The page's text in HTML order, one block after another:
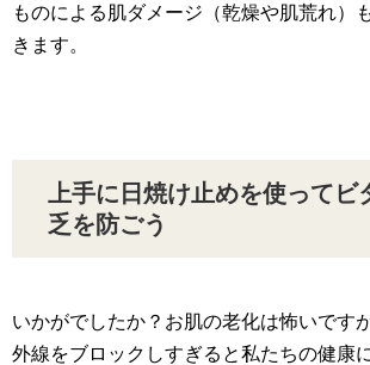
ものによる肌ダメージ（乾燥や肌荒れ）
きます。
上手に日焼け止めを使ってビ
乏を防ごう
いかがでしたか？お肌の老化は怖いです
外線をブロックしすぎると私たちの健康